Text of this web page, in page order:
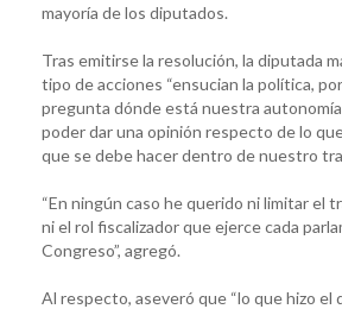
mayoría de los diputados.
Tras emitirse la resolución, la diputada
tipo de acciones “ensucian la política,
pregunta dónde está nuestra
poder dar una opinión respecto de lo
que se debe hacer dentro de nuestro
“En ningún caso he querido ni limitar el
ni el rol fiscalizador que ejerce cada
Congreso”, agregó.
Al respecto, aseveró que “lo que hizo el